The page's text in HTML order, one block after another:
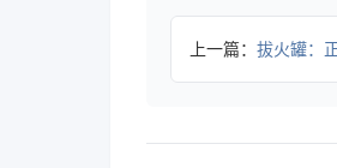
上一篇： 拔火罐：正